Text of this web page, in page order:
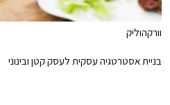
וורקהוליק
בניית אסטרטגיה עסקית לעסק קטן ובינוני